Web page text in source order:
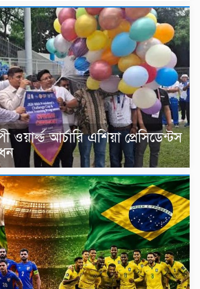
ওয়ার্ল্ড আর্চারি এশিয়া প্রেসিডেন্টস